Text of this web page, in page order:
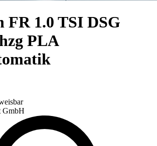
FR 1.0 TSI DSG
PLA
GmbH